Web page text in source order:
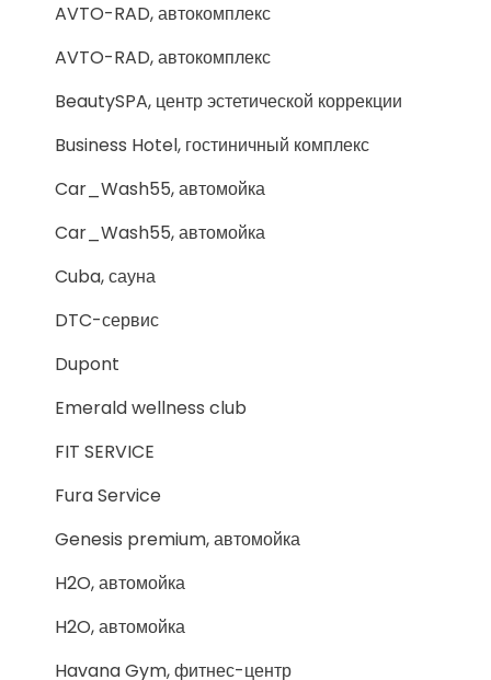
AVTO-RAD, автокомплекс
AVTO-RAD, автокомплекс
BeautySPA, центр эстетической коррекции
Business Hotel, гостиничный комплекс
Car_Wash55, автомойка
Car_Wash55, автомойка
Cuba, сауна
DTC-сервис
Dupont
Emerald wellness club
FIT SERVICE
Fura Service
Genesis premium, автомойка
H2O, автомойка
H2O, автомойка
Havana Gym, фитнес-центр